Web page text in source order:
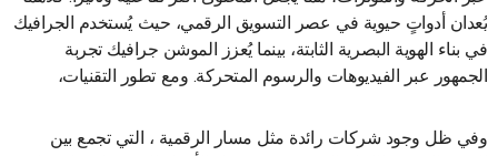
يُعدان أدواتٍ حيوية في عصر التسويق الرقمي، حيث يُستخدم الجرافيك
في بناء الهوية البصرية الثابتة، بينما يُعزز الموشن جرافيك تجربة
الجمهور عبر الفيديوهات والرسوم المتحركة. ومع تطور التقنيات،
وفي ظل وجود شركات رائدة مثل مسار الرقمية ، التي تجمع بين